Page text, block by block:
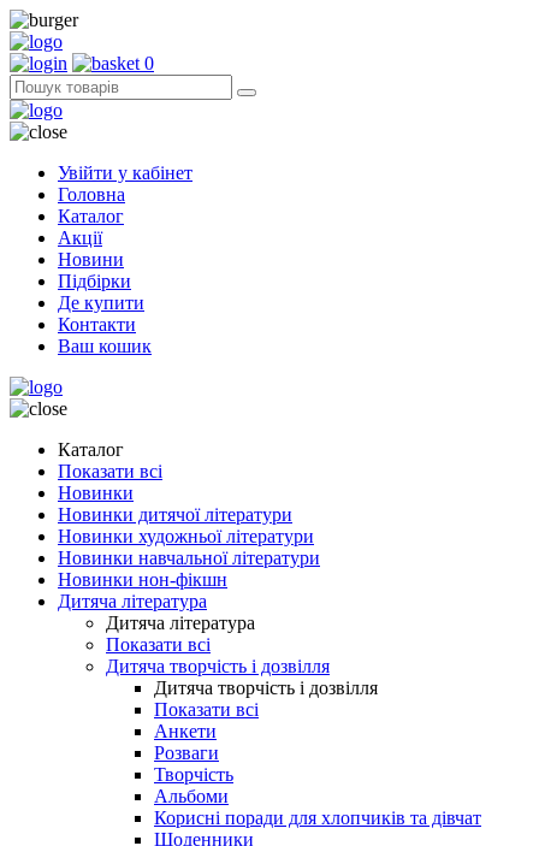
0
Увійти у кабінет
Головна
Каталог
Акції
Новини
Підбірки
Де купити
Контакти
Ваш кошик
Каталог
Показати всі
Новинки
Новинки дитячої літератури
Новинки художньої літератури
Новинки навчальної літератури
Новинки нон-фікшн
Дитяча література
Дитяча література
Показати всі
Дитяча творчість і дозвілля
Дитяча творчість і дозвілля
Показати всі
Анкети
Розваги
Творчість
Альбоми
Корисні поради для хлопчиків та дівчат
Щоденники